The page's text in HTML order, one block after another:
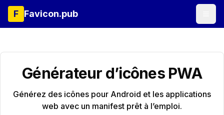
F Favicon.pub
Générateur d’icônes PWA
Générez des icônes pour Android et les applications
web avec un manifest prêt à l’emploi.